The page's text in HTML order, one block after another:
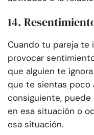
14.
Cuando tu pareja te
provocar
que alguien te
que te sientas poco
consiguiente,
en esa situación o
esa situación.